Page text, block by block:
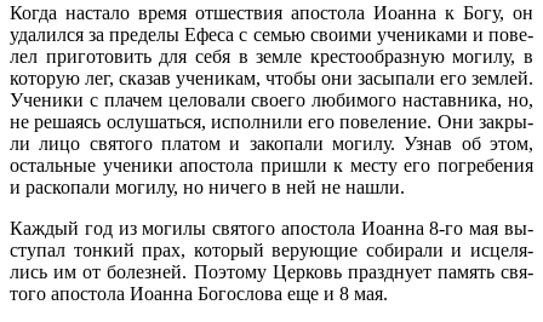
Ко­гда на­ста­ло вре­мя от­ше­ствия апо­сто­ла Иоан­на к Бо­гу, он
уда­лил­ся за пре­де­лы Ефе­са с се­мью сво­и­ми уче­ни­ка­ми и по­ве­
лел при­го­то­вить для се­бя в зем­ле кре­сто­об­раз­ную мо­ги­лу, в
ко­то­рую лег, ска­зав уче­ни­кам, чтобы они за­сы­па­ли его зем­лей.
Уче­ни­ки с пла­чем це­ло­ва­ли сво­е­го лю­би­мо­го на­став­ни­ка, но,
не ре­ша­ясь ослу­шать­ся, ис­пол­ни­ли его по­ве­ле­ние. Они за­кры­
ли ли­цо свя­то­го пла­том и за­ко­па­ли мо­ги­лу. Узнав об этом,
осталь­ные уче­ни­ки апо­сто­ла при­шли к ме­сту его по­гре­бе­ния
и рас­ко­па­ли мо­ги­лу, но ни­че­го в ней не на­шли.
Каж­дый год из мо­ги­лы свя­то­го апо­сто­ла Иоан­на 8-го мая вы­
сту­пал тон­кий прах, ко­то­рый ве­ру­ю­щие со­би­ра­ли и ис­це­ля­
лись им от бо­лез­ней. По­это­му Цер­ковь празд­ну­ет па­мять свя­
то­го апо­сто­ла Иоан­на Бо­го­сло­ва еще и 8 мая.